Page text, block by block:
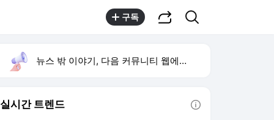
구독
뉴스 밖 이야기, 다음 커뮤니티 웹에서 보기
실시간 트렌드